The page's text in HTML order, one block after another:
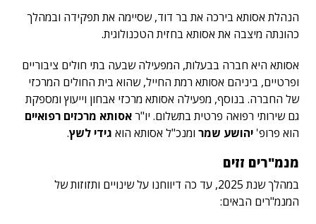
הנהלת אסותא בירכה את בר דוד, שסיימה את תפקידה ובמהלך
כהונתה מיצבה את אסותא בחזית הטכנולוגית.
אסותא היא חברה בבעלות, המפעילה שבעה בתי חולים ציבוריים
ופרטיים, ביניהם אסותא רמת החייל, שהוא בית החולים המרכזי
של החברה. בנוסף, מפעילה אסותא מרכזי אבחון וייעוץ ומספקת
גם שירותי רפואה פרטית בתשלום. יו"ראסותא מרכזים רפואיים
הוא פרופ' יהושע שמר ומנכ"ל אסותא הוא גידי לשץ.
מנמ"רים זזים
במהלך שנת 2025, עד כה דיווחנו על שינויים ותזוזות של
המנמ"רים הבאים: